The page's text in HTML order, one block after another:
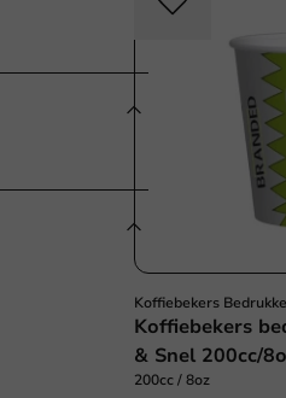
Koffiebekers
Koffiebekers
& Snel 200cc/
200cc / 8oz